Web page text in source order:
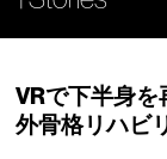
VRで下半身を
外骨格リハビ